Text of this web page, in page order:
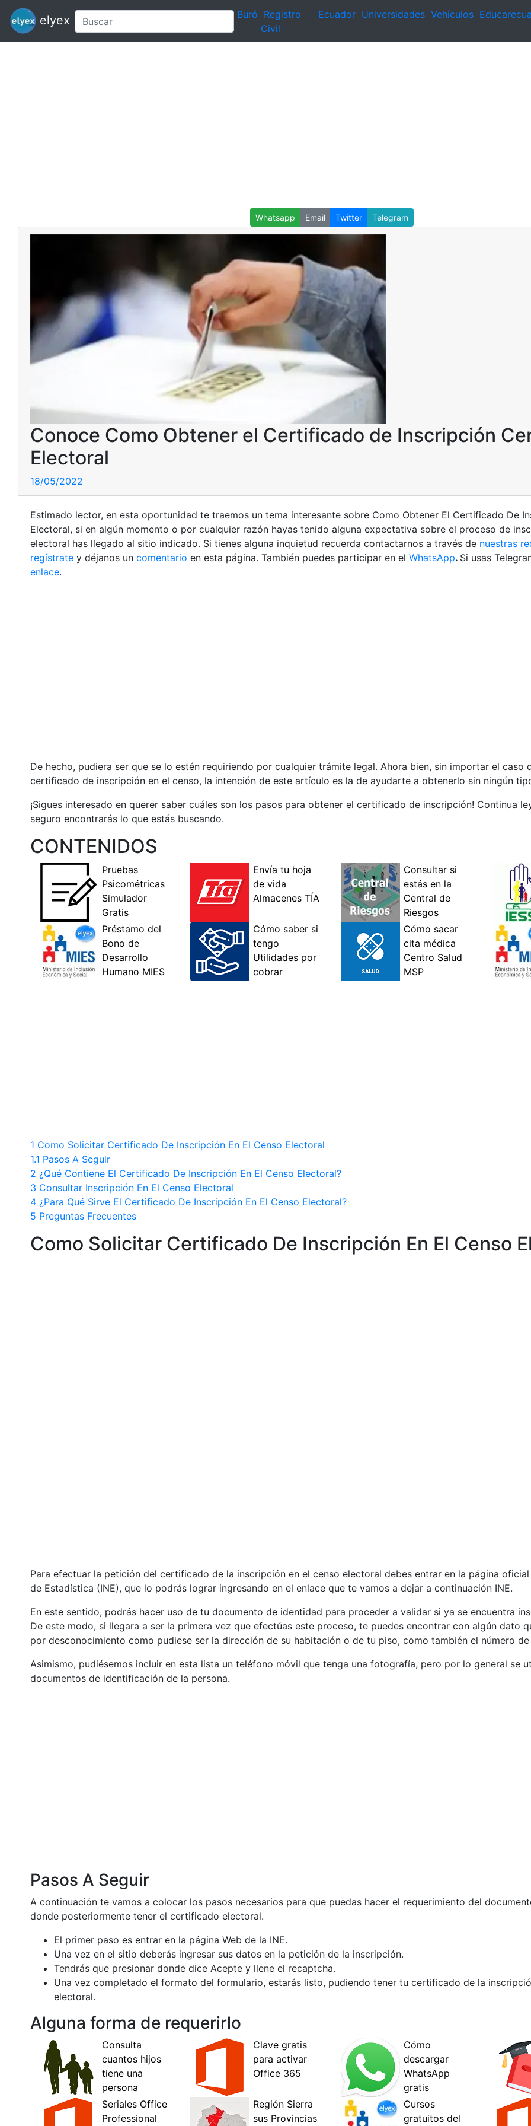
elyex Buró Registro
Civil
Ecuador Universidades Vehículos
Whatsapp Email Twitter Telegram
Conoce Como Obtener el Certificado de Inscripción
Electoral
18/05/2022
Estimado lector, en esta oportunidad te traemos un tema interesante sobre Como Obtener El Certificado De
Electoral, si en algún momento o por cualquier razón hayas tenido alguna expectativa sobre el proceso de
electoral has llegado al sitio indicado. Si tienes alguna inquietud recuerda contactarnos a través de nuestras
regístrate y déjanos un comentario en esta página. También puedes participar en el WhatsApp. Si usas
enlace.
De hecho, pudiera ser que se lo estén requiriendo por cualquier trámite legal. Ahora bien, sin importar el caso
certificado de inscripción en el censo, la intención de este artículo es la de ayudarte a obtenerlo sin ningún
¡Sigues interesado en querer saber cuáles son los pasos para obtener el certificado de inscripción! Continua
seguro encontrarás lo que estás buscando.
CONTENIDOS
1 Como Solicitar Certificado De Inscripción En El Censo Electoral
1.1 Pasos A Seguir
2 ¿Qué Contiene El Certificado De Inscripción En El Censo Electoral?
3 Consultar Inscripción En El Censo Electoral
4 ¿Para Qué Sirve El Certificado De Inscripción En El Censo Electoral?
5 Preguntas Frecuentes
Como Solicitar Certificado De Inscripción En El Censo
Para efectuar la petición del certificado de la inscripción en el censo electoral debes entrar en la página
de Estadística (INE), que lo podrás lograr ingresando en el enlace que te vamos a dejar a continuación INE.
En este sentido, podrás hacer uso de tu documento de identidad para proceder a validar si ya se encuentra
De este modo, si llegara a ser la primera vez que efectúas este proceso, te puedes encontrar con algún dato
por desconocimiento como pudiese ser la dirección de su habitación o de tu piso, como también el número
Asimismo, pudiésemos incluir en esta lista un teléfono móvil que tenga una fotografía, pero por lo general se
documentos de identificación de la persona.
Pasos A Seguir
A continuación te vamos a colocar los pasos necesarios para que puedas hacer el requerimiento del
donde posteriormente tener el certificado electoral.
El primer paso es entrar en la página Web de la INE.
Una vez en el sitio deberás ingresar sus datos en la petición de la inscripción.
Tendrás que presionar donde dice Acepte y llene el recaptcha.
Una vez completado el formato del formulario, estarás listo, pudiendo tener tu certificado de la
electoral.
Alguna forma de requerirlo